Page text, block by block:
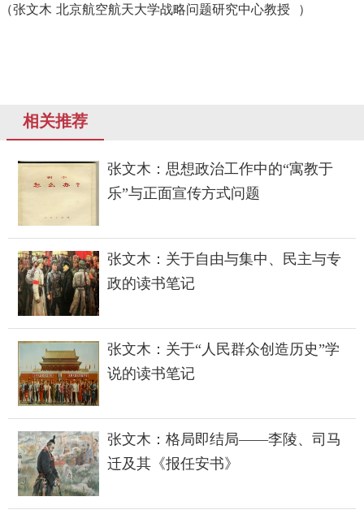
（张文木 北京航空航天大学战略问题研究中心教授 ）
相关推荐
张文木：思想政治工作中的“寓教于
乐”与正面宣传方式问题
张文木：关于自由与集中、民主与专
政的读书笔记
张文木：关于“人民群众创造历史”学
说的读书笔记
张文木：格局即结局——李陵、司马
迁及其《报任安书》